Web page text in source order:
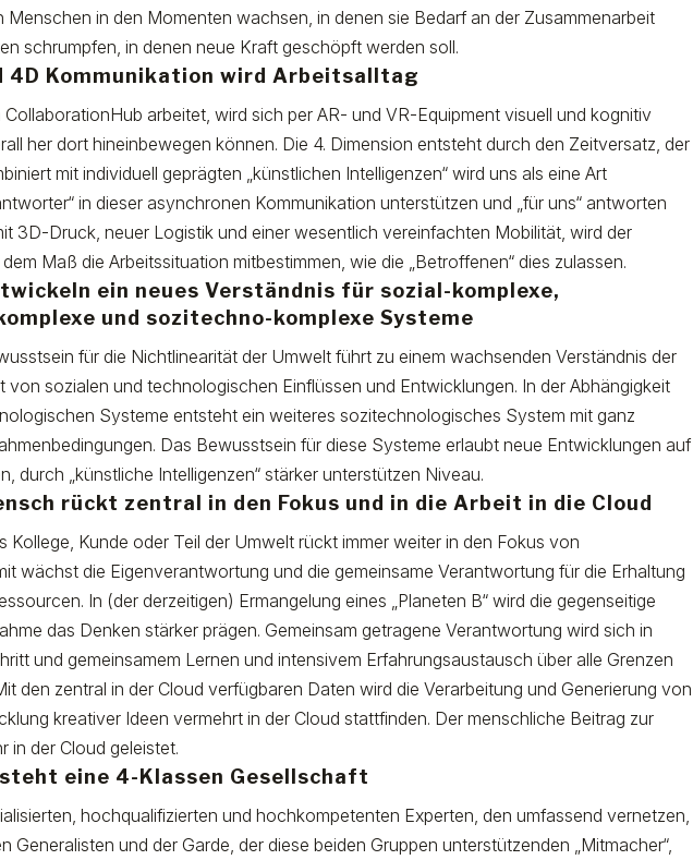
Menschen in den Momenten wachsen, in denen sie Bedarf an der Zusammenarbeit
schrumpfen, in denen neue Kraft geschöpft werden soll.
4D Kommunikation wird Arbeitsalltag
arbeitet, wird sich per AR- und VR-Equipment visuell und kognitiv
her dort hineinbewegen können. Die 4. Dimension entsteht durch den Zeitversatz, der
mit individuell geprägten „künstlichen Intelligenzen“ wird uns als eine Art
in dieser asynchronen Kommunikation unterstützen und „für uns“ antworten
3D-Druck, neuer Logistik und einer wesentlich vereinfachten Mobilität, wird der
Maß die Arbeitssituation mitbestimmen, wie die „Betroffenen“ dies zulassen.
ein neues Verständnis für sozial-komplexe,
und sozitechno-komplexe Systeme
für die Nichtlinearität der Umwelt führt zu einem wachsenden Verständnis der
von sozialen und technologischen Einflüssen und Entwicklungen. In der Abhängigkeit
Systeme entsteht ein weiteres sozitechnologisches System mit ganz
Das Bewusstsein für diese Systeme erlaubt neue Entwicklungen auf
durch „künstliche Intelligenzen“ stärker unterstützen Niveau.
rückt zentral in den Fokus und in die Arbeit in die Cloud
Kollege, Kunde oder Teil der Umwelt rückt immer weiter in den Fokus von
wächst die Eigenverantwortung und die gemeinsame Verantwortung für die Erhaltung
In (der derzeitigen) Ermangelung eines „Planeten B“ wird die gegenseitige
das Denken stärker prägen. Gemeinsam getragene Verantwortung wird sich in
und gemeinsamem Lernen und intensivem Erfahrungsaustausch über alle Grenzen
den zentral in der Cloud verfügbaren Daten wird die Verarbeitung und Generierung von
kreativer Ideen vermehrt in der Cloud stattfinden. Der menschliche Beitrag zur
in der Cloud geleistet.
eine 4-Klassen Gesellschaft
hochqualifizierten und hochkompetenten Experten, den umfassend vernetzen,
Generalisten und der Garde, der diese beiden Gruppen unterstützenden „Mitmacher“,